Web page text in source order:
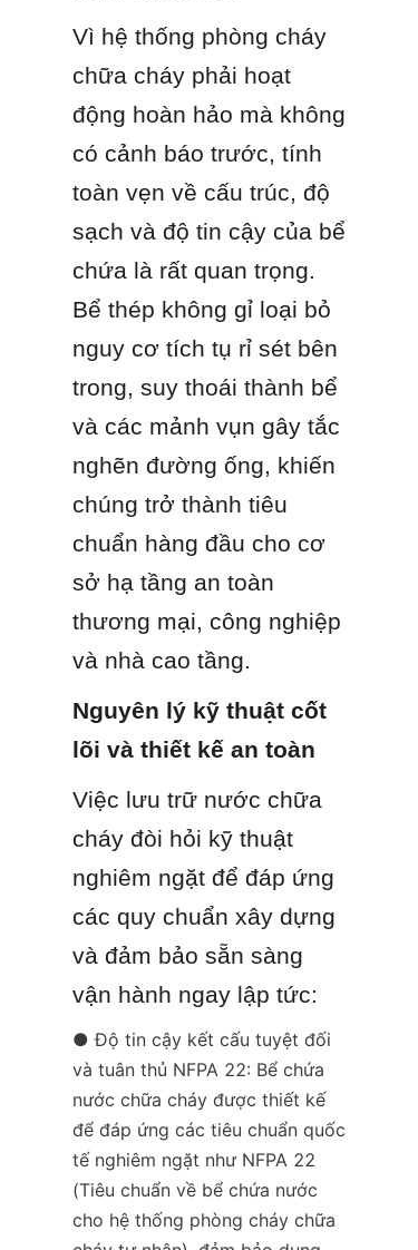
Vì hệ thống phòng cháy
chữa cháy phải hoạt
động hoàn hảo mà không
có cảnh báo trước, tính
toàn vẹn về cấu trúc, độ
sạch và độ tin cậy của bể
chứa là rất quan trọng.
Bể thép không gỉ loại bỏ
nguy cơ tích tụ rỉ sét bên
trong, suy thoái thành bể
và các mảnh vụn gây tắc
nghẽn đường ống, khiến
chúng trở thành tiêu
chuẩn hàng đầu cho cơ
sở hạ tầng an toàn
thương mại, công nghiệp
và nhà cao tầng.
Nguyên lý kỹ thuật cốt
lõi và thiết kế an toàn
Việc lưu trữ nước chữa
cháy đòi hỏi kỹ thuật
nghiêm ngặt để đáp ứng
các quy chuẩn xây dựng
và đảm bảo sẵn sàng
vận hành ngay lập tức:
● Độ tin cậy kết cấu tuyệt đối
và tuân thủ NFPA 22: Bể chứa
nước chữa cháy được thiết kế
để đáp ứng các tiêu chuẩn quốc
tế nghiêm ngặt như NFPA 22
(Tiêu chuẩn về bể chứa nước
cho hệ thống phòng cháy chữa